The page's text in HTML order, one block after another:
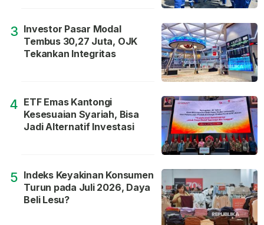
3 Investor Pasar Modal
Tembus 30,27 Juta, OJK
Tekankan Integritas
4 ETF Emas Kantongi
Kesesuaian Syariah, Bisa
Jadi Alternatif Investasi
5 Indeks Keyakinan Konsumen
Turun pada Juli 2026, Daya
Beli Lesu?